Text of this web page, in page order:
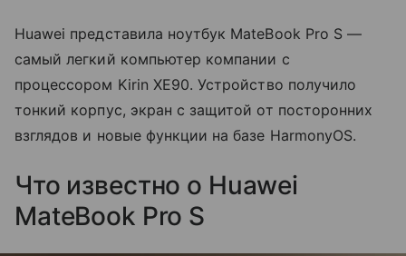
Huawei представила ноутбук MateBook Pro S —
самый легкий компьютер компании с
процессором Kirin XE90. Устройство получило
тонкий корпус, экран с защитой от посторонних
взглядов и новые функции на базе HarmonyOS.
Что известно о Huawei
MateBook Pro S